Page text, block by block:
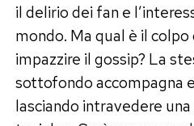
il delirio dei fan e
mondo. Ma qual è il
impazzire il gossip? La
sottofondo accompagna
lasciando intravedere